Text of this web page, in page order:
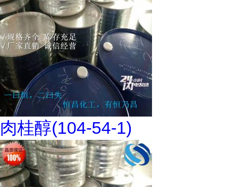
肉桂醇(104-54-1)